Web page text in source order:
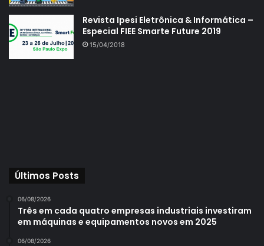
Revista Ipesi Eletrônica & Informática –
Especial FIEE Smarte Future 2019
15/04/2018
Últimos Posts
06/08/2026
Três em cada quatro empresas industriais investiram
em máquinas e equipamentos novos em 2025
06/08/2026